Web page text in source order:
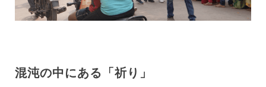
混沌の中にある「祈り」